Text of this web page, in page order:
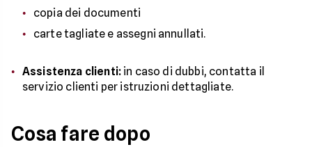
copia dei documenti
carte tagliate e assegni annullati.
Assistenza clienti: in caso di dubbi, contatta il
servizio clienti per istruzioni dettagliate.
Cosa fare dopo